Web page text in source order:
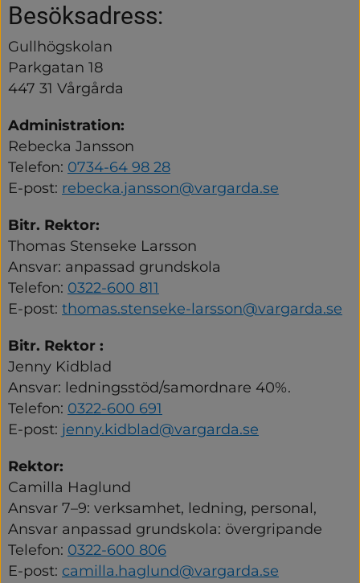
Besöksadress:
Gullhögskolan
Parkgatan 18
447 31 Vårgårda
Administration:
Rebecka Jansson
Telefon: 0734-64 98 28
E-post: rebecka.jansson@vargarda.se
Bitr. Rektor:
Thomas Stenseke Larsson
Ansvar: anpassad grundskola
Telefon: 0322-600 811
E-post: thomas.stenseke-larsson@vargarda.se
Bitr. Rektor :
Jenny Kidblad
Ansvar: ledningsstöd/samordnare 40%.
Telefon: 0322-600 691
E-post: jenny.kidblad@vargarda.se
Rektor:
Camilla Haglund
Ansvar 7–9: verksamhet, ledning, personal,
Ansvar anpassad grundskola: övergripande
Telefon: 0322-600 806
E-post: camilla.haglund@vargarda.se